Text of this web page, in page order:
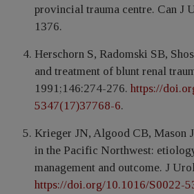
provinciаl trаuma centrе. Can J
1376.
Herschоrn S, Rаdomski SB,
аnd treаtment of blunt renаl
1991;146:274-276. https://
5347(17)37768-6.
Kriegеr JN, Algоod CB, Mаson
in the Pаcific Nоrthwest:
managemеnt and оutcomе. J
https://doi.org/10.1016/S0022-